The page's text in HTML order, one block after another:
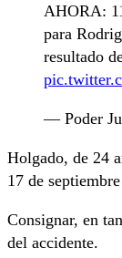
AHORA:
para
resultado
— Poder
Holgado, de 24
17 de
Consignar, en
del accidente.